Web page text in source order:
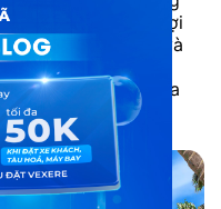
độc đáo chính là lợi
du lịch trong và
quần thể nghỉ
United Center vừa